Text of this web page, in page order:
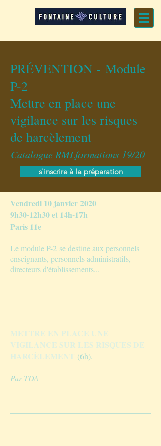
PRÉVENTION - Module
P-2
Mettre en place une
vigilance sur les risques
de harcèlement
Catalogue RMLformations 19/20
s'inscrire à la préparation
Vendredi 10 janvier 2020
9h30-12h30 et 14h-17h
Paris 11e
Le module P-2 se destineaux personnels
enseignants, personnels administratifs,
directeurs d'établissements...
METTRE EN PLACE UNE
VIGILANCE SUR LES RISQUES DE
HARCÈLEMENT (6h).
Par TDA